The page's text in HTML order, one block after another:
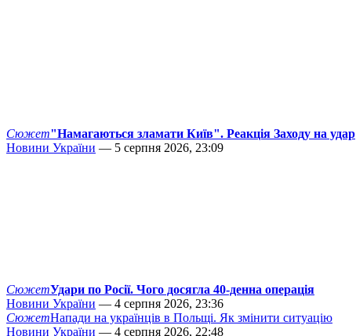
Сюжет"Намагаються зламати Київ". Реакція Заходу на удар
Новини України — 5 серпня 2026, 23:09
СюжетУдари по Росії. Чого досягла 40-денна операція
Новини України — 4 серпня 2026, 23:36
СюжетНапади на українців в Польщі. Як змінити ситуацію
Новини України — 4 серпня 2026, 22:48